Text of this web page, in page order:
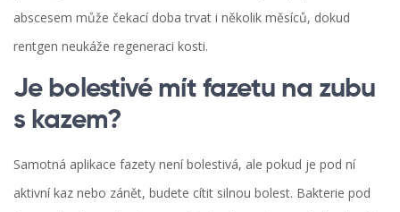
abscesem může čekací doba trvat i několik měsíců, dokud
rentgen neukáže regeneraci kosti.
Je bolestivé mít fazetu na zubu
s kazem?
Samotná aplikace fazety není bolestivá, ale pokud je pod ní
aktivní kaz nebo zánět, budete cítit silnou bolest. Bakterie pod